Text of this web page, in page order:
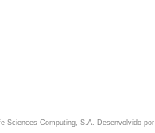
Sciences Computing, S.A. Desenvolvido por